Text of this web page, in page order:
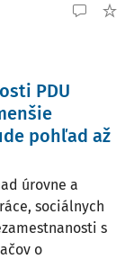
PDU
pohľad až
úrovne a
sociálnych
s
o